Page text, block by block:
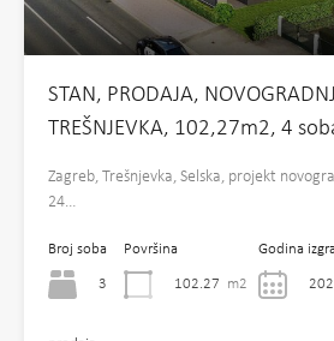
STAN, PRODAJA,
TREŠNJEVKA, 102,27m2, 4
Zagreb, Trešnjevka, Selska, projekt
24…
Broj soba
3
Površina
102.27 m2
Godina